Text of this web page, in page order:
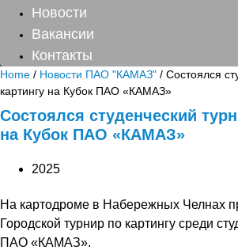
Новости
Вакансии
Контакты
Home / Новости ПАО "КАМАЗ" / Состоялся
картингу на Кубок ПАО «КАМАЗ»
Состоялся студенческий
на Кубок ПАО «КАМАЗ»
2025
На картодроме в Набережных Челнах
Городской турнир по картингу среди
ПАО «КАМАЗ».